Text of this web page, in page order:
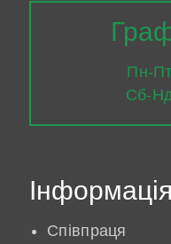
Пн-
Сб-
Інформація
Співпраця